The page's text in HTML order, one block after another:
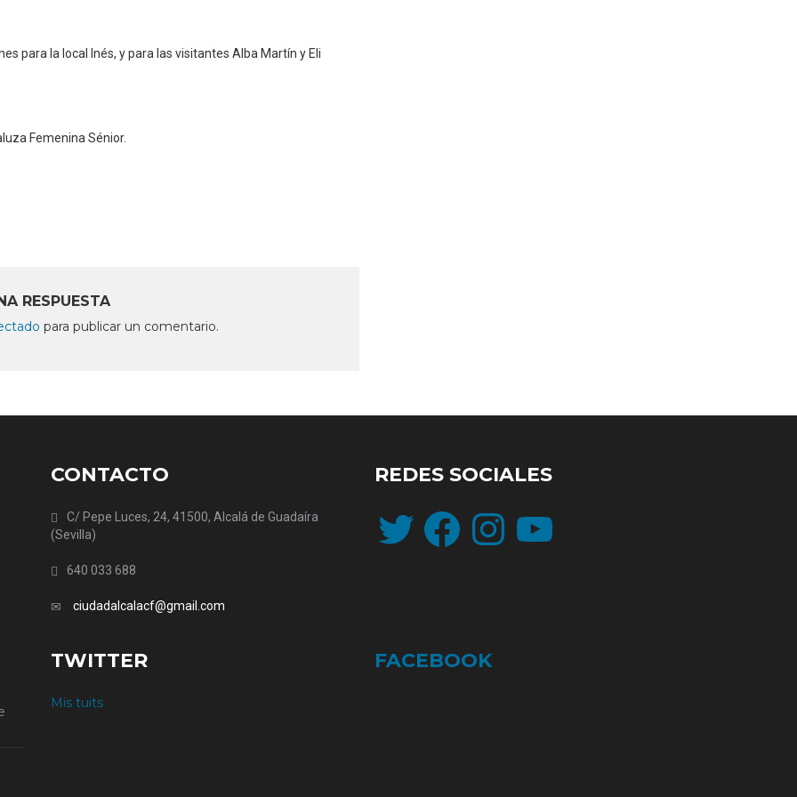
para la local Inés, y para las visitantes Alba Martín y Eli
Femenina Sénior.
RESPUESTA
para publicar un comentario.
CONTACTO
C/ Pepe Luces, 24, 41500, Alcalá de Guadaíra
(Sevilla)
640 033 688
ciudadalcalacf@gmail.com
REDES SOCIALES
Twitter FacebookInstagramYouTube
TWITTER
Mis tuits
FACEBOOK